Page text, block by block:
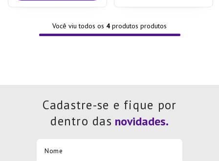
Você viu todos os 4 produtos
Cadastre-se e fique por
dentro das